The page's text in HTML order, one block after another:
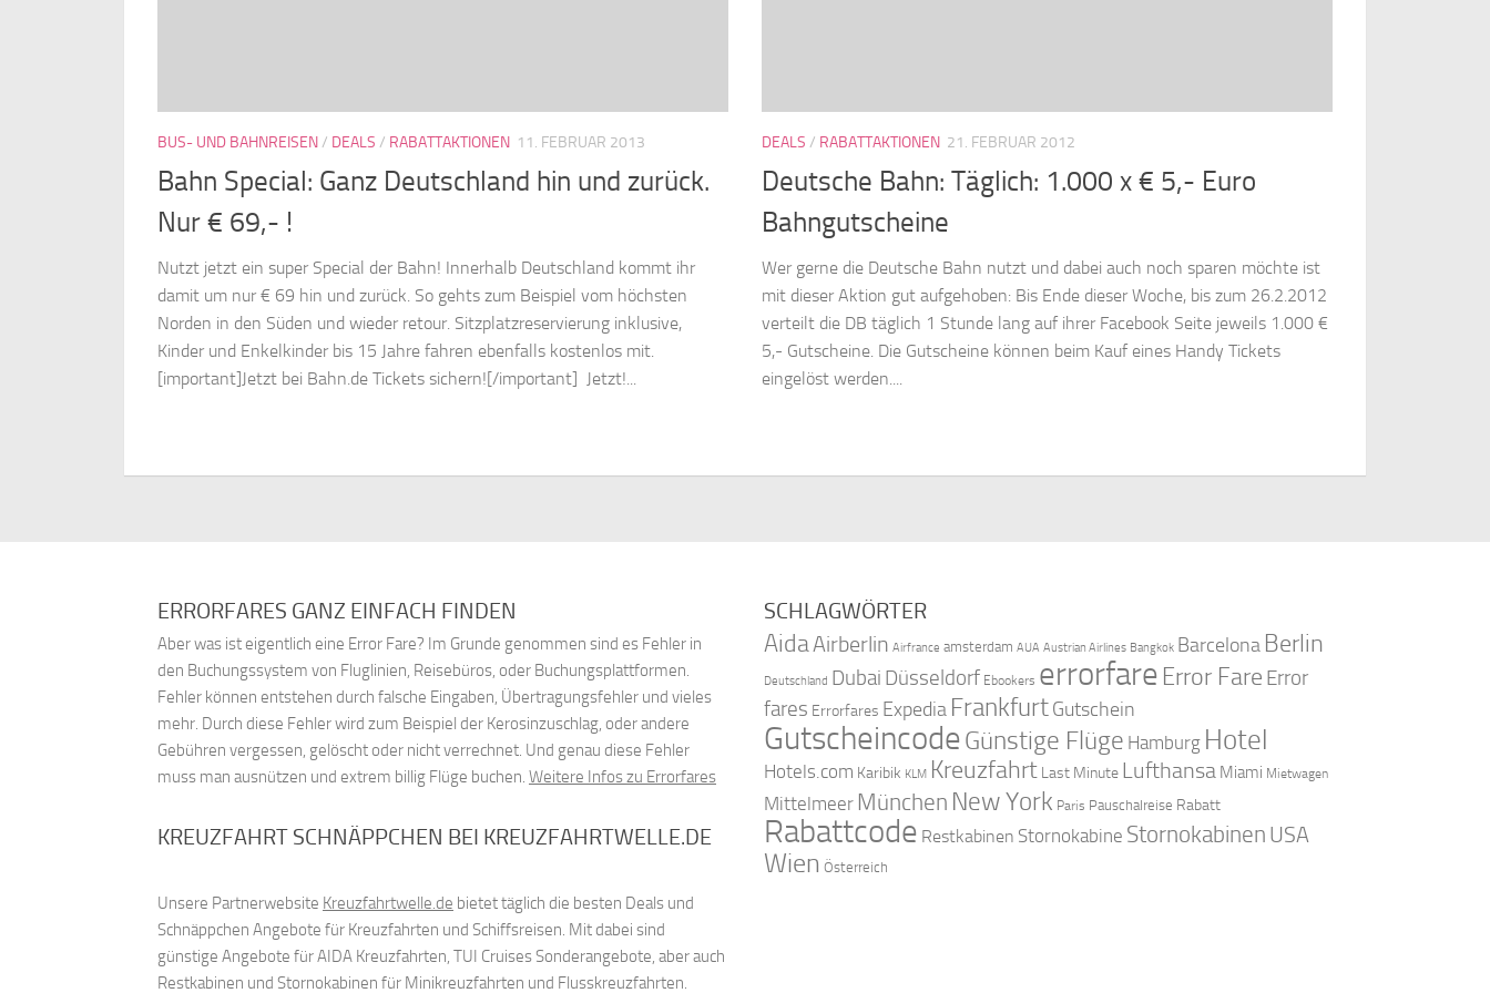
BUS- UND BAHNREISEN/ DEALS / RABATTAKTIONEN 11. FEBRUAR 2013
Bahn Special: Ganz Deutschland hin und zurück.
Nur € 69,- !
Nutzt jetzt ein super Special der Bahn! Innerhalb Deutschland kommt ihr
damit um nur € 69 hin und zurück. So gehts zum Beispiel vom höchsten
Norden in den Süden und wieder retour. Sitzplatzreservierung inklusive,
Kinder und Enkelkinder bis 15 Jahre fahren ebenfalls kostenlos mit.
[important]Jetzt bei Bahn.de Tickets sichern![/important] Jetzt!...
DEALS / RABATTAKTIONEN 21. FEBRUAR 2012
Deutsche Bahn: Täglich: 1.000 x € 5,- Euro
Bahngutscheine
Wer gerne die Deutsche Bahn nutzt und dabei auch noch sparen möchte ist
mit dieser Aktion gut aufgehoben: Bis Ende dieser Woche, bis zum 26.2.2012
verteilt die DB täglich 1 Stunde lang auf ihrer Facebook Seite jeweils 1.000 €
5,- Gutscheine. Die Gutscheine können beim Kauf eines Handy Tickets
eingelöst werden....
ERRORFARES GANZ EINFACH FINDEN
Aber was ist eigentlich eine Error Fare? Im Grunde genommen sind es Fehler in
den Buchungssystem von Fluglinien, Reisebüros, oder Buchungsplattformen.
Fehler können entstehen durch falsche Eingaben, Übertragungsfehler und vieles
mehr. Durch diese Fehler wird zum Beispiel der Kerosinzuschlag, oder andere
Gebühren vergessen, gelöscht oder nicht verrechnet. Und genau diese Fehler
muss man ausnützen und extrem billig Flüge buchen. Weitere Infos zu Errorfares
KREUZFAHRT SCHNÄPPCHEN BEI KREUZFAHRTWELLE.DE
Unsere Partnerwebsite Kreuzfahrtwelle.de bietet täglich die besten Deals und
Schnäppchen Angebote für Kreuzfahrten und Schiffsreisen. Mit dabei sind
günstige Angebote für AIDA Kreuzfahrten, TUI Cruises Sonderangebote, aber auch
Restkabinen und Stornokabinen für Minikreuzfahrten und Flusskreuzfahrten.
SCHLAGWÖRTER
AidaAirberlin Airfrance amsterdam AUA Austrian Airlines Bangkok Barcelona Berlin
Deutschland Dubai Düsseldorf Ebookers errorfare Error Fare Error
fares Errorfares Expedia FrankfurtGutschein
GutscheincodeGünstige Flüge Hamburg Hotel
Hotels.com Karibik KLM Kreuzfahrt Last Minute Lufthansa Miami Mietwagen
Mittelmeer München New York Paris Pauschalreise Rabatt
Rabattcode Restkabinen Stornokabine Stornokabinen USA
Wien Österreich